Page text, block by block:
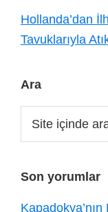
Hollanda’dan
Tavuklarıyla
Ara
Son yorumlar